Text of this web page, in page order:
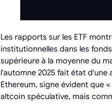
Les rapports sur les ETF
institutionnelles dans les
supérieure à la moyenne du
l'automne 2025 fait état d'une
Ethereum, signe évident que
altcoin spéculative, mais